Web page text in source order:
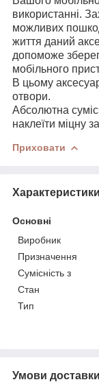
використанні.
можливих
життя даний
допоможе
мобільного
В цьому
отвори.
Абсолютна
наклеїти міцну
Приховати
Характеристики
Основні
Виробник
Призначення
Сумісність з
Стан
Тип
Умови доставки